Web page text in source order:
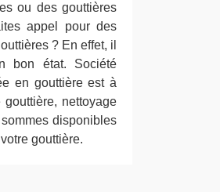
ou des gouttières
appel pour des
? En effet, il
bon état. Société
en gouttière est à
nettoyage
disponibles
gouttière.